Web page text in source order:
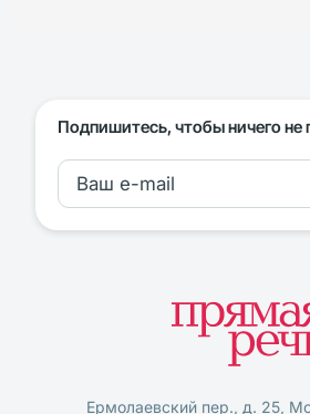
Подпишитесь, чтобы ничего не
Ермолаевский пер., д. 25,